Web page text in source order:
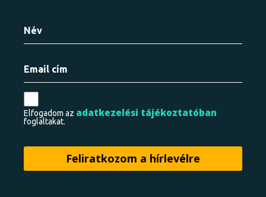
Elfogadom az adatkezelési tájékoztatóban
foglaltakat.